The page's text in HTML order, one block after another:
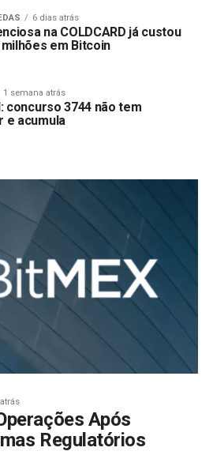
6 dias atrás
na COLDCARD já custou
milhões em Bitcoin
1 semana atrás
concurso 3744 não tem
e acumula
Após
Regulatórios